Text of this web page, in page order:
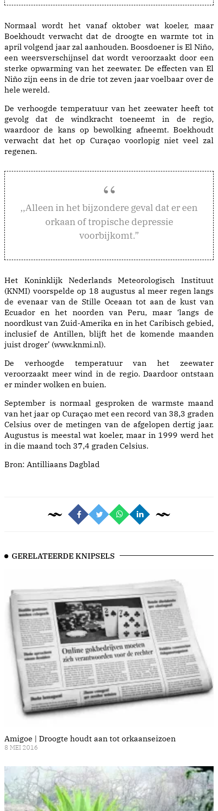
Normaal wordt het vanaf oktober wat koeler, maar
Boekhoudt verwacht dat de droogte en warmte tot in
april volgend jaar zal aanhouden. Boosdoener is El Niño,
een weersverschijnsel dat wordt veroorzaakt door een
sterke opwarming van het zeewater. De effecten van El
Niño zijn eens in de drie tot zeven jaar voelbaar over de
hele wereld.
De verhoogde temperatuur van het zeewater heeft tot
gevolg dat de windkracht toeneemt in de regio,
waardoor de kans op bewolking afneemt. Boekhoudt
verwacht dat het op Curaçao voorlopig niet veel zal
regenen.
,,Alleen in het bijzondere geval dat er een
orkaan of tropische depressie
voorbijkomt.”
Het Koninklijk Nederlands Meteorologisch Instituut
(KNMI) voorspelde op 18 augustus al meer regen langs
de evenaar van de Stille Oceaan tot aan de kust van
Ecuador en het noorden van Peru, maar ‘langs de
noordkust van Zuid-Amerika en in het Caribisch gebied,
inclusief de Antillen, blijft het de komende maanden
juist droger’ (www.knmi.nl).
De verhoogde temperatuur van het zeewater
veroorzaakt meer wind in de regio. Daardoor ontstaan
er minder wolken en buien.
September is normaal gesproken de warmste maand
van het jaar op Curaçao met een record van 38,3 graden
Celsius over de metingen van de afgelopen dertig jaar.
Augustus is meestal wat koeler, maar in 1999 werd het
in die maand toch 37,4 graden Celsius.
Bron: Antilliaans Dagblad
GERELATEERDE KNIPSELS
Amigoe | Droogte houdt aan tot orkaanseizoen
8 MEI 2016